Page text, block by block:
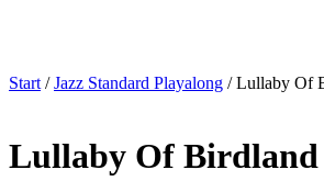
Start /Jazz Standard Playalong / Lullaby Of
Lullaby Of Birdland